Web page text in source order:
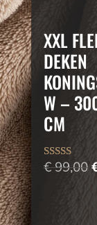
XXL
DEKEN
W –
CM
Waardering
€99,00